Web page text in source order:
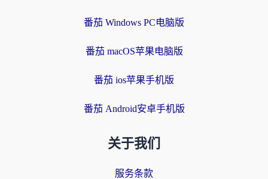
番茄 Windows PC电脑版
番茄 macOS苹果电脑版
番茄 ios苹果手机版
番茄 Android安卓手机版
关于我们
服务条款